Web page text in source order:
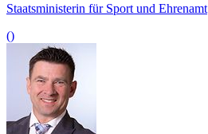
Staatsministerin für Sport und Ehrenamt
()